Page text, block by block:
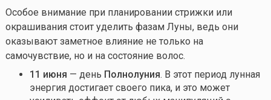
Особое внимание при планировании стрижки или
окрашивания стоит уделить фазам Луны, ведь они
оказывают заметное влияние не только на
самочувствие, но и на состояние волос.
11 июня — день Полнолуния. В этот период лунная
энергия достигает своего пика, и это может